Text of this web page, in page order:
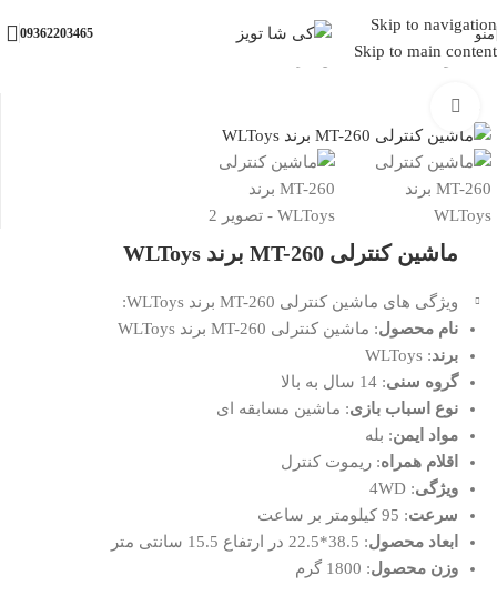
Skip to navigation
Skip to main content
منو 09362203465
خانه/وسایل نقلیه/ماشین بازی
ناموجود
ماشین کنترلی MT-260 برند WLToys
ویژگی های ماشین کنترلی MT-260 برند WLToys:
نام محصول: ماشین کنترلی MT-260 برند WLToys
برند: WLToys
گروه سنی: 14 سال به بالا
نوع اسباب بازی: ماشین مسابقه ای
مواد ایمن: بله
اقلام همراه: ریموت کنترل
ویژگی: 4WD
سرعت: 95 کیلومتر بر ساعت
ابعاد محصول: 38.5*22.5 در ارتفاع 15.5 سانتی متر
وزن محصول: 1800 گرم